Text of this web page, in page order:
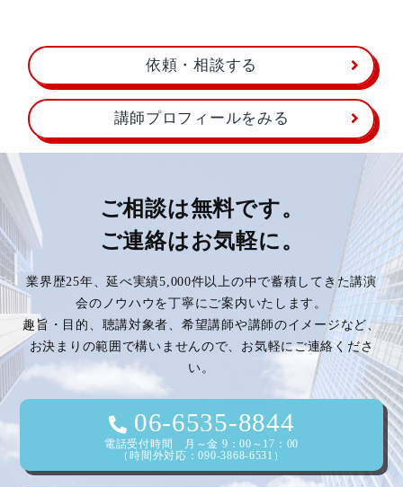
依頼・相談する
講師プロフィールをみる
ご相談は無料です。
ご連絡はお気軽に。
業界歴25年、延べ実績5,000件以上の中で蓄積してきた講演
会のノウハウを丁寧にご案内いたします。
趣旨・目的、聴講対象者、希望講師や講師のイメージなど、
お決まりの範囲で構いませんので、お気軽にご連絡くださ
い。
06-6535-8844
電話受付時間 月～金 9：00～17：00
（時間外対応：090-3868-6531）